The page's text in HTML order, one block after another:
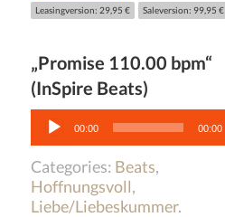
Leasingversion: 29,95 € Saleversion: 99,95 €
„Promise 110.00 bpm“
(InSpire Beats)
Audio-
Player
00:00 00:00
Categories: Beats,
Hoffnungsvoll,
Liebe/Liebeskummer.